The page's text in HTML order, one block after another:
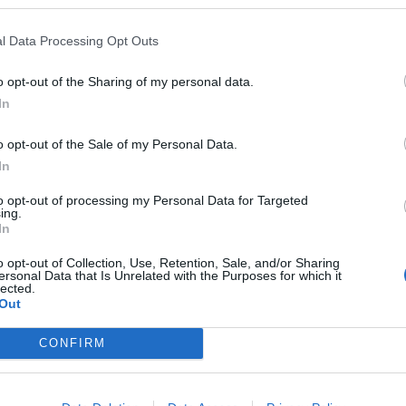
Data Processing Opt Outs
opt-out of the Sharing of my personal data.
opt-out of the Sale of my Personal Data.
opt-out of processing my Personal Data for Targeted
opt-out of Collection, Use, Retention, Sale, and/or Sharing
Data that Is Unrelated with the Purposes for which it
CONFIRM
nieprzyjemnego wrażenie. To
co widać po sposobie, w jaki zarządza
autorytet.
cechy, przykłady
Omów zagadnienie na podstawie
swo­jej od­po­wie­dzi uwzględ­nij rów­nież wy­bra­